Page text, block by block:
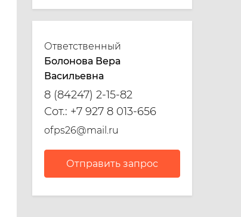
Ответственный
Болонова Вера
Васильевна
8 (84247) 2-15-82
Сот.: +7 927 8 013-656
ofps26@mail.ru
Отправить запрос